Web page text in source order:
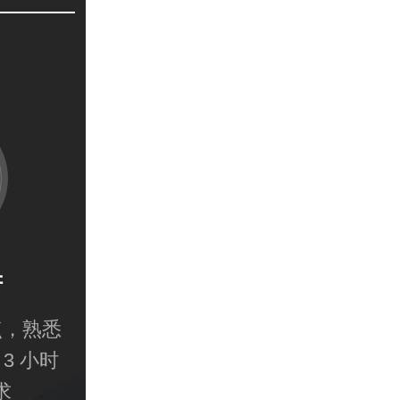
熟悉
小时